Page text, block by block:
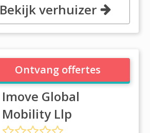
, 3615/A, 2nd Floor, 6th Cross,
560008 Bangalore
Bekijk verhuizer
Global Mobility Llp
Imove Global
Mobility Llp
Ontvang offertes